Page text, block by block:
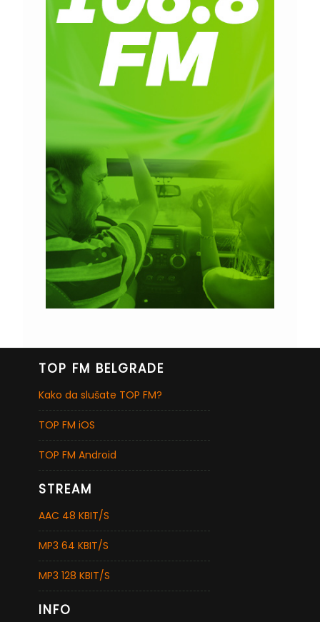
TOP FM BELGRADE
Kako da slušate TOP FM?
TOP FM iOS
TOP FM Android
STREAM
AAC 48 KBIT/S
MP3 64 KBIT/S
MP3 128 KBIT/S
INFO